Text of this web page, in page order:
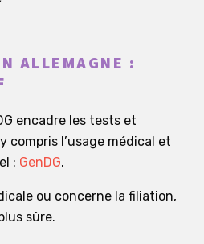
ALLEMAGNE :
encadre les tests et
compris l’usage médical et
: GenDG.
ou concerne la filiation,
sûre.